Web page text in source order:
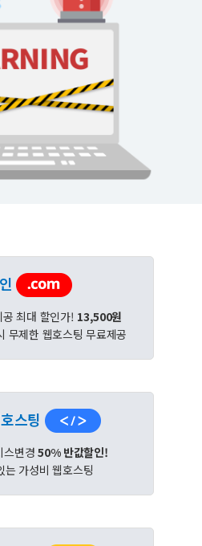
최대 할인가! 13,500원
무제한 웹호스팅 무료제공
스팅
스변경50% 반값할인!
는 가성비 웹호스팅